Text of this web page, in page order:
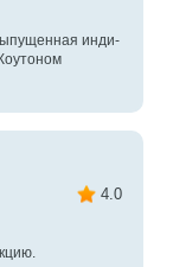
инди-
4.0